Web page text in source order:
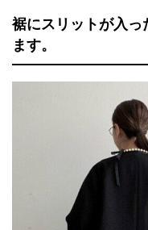
裾にスリットが入っ
ます。